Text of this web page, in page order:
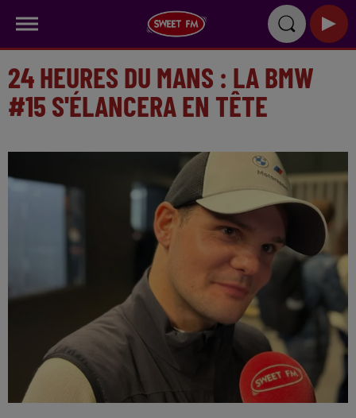
24 HEURES DU MANS : LA BMW
#15 S'ÉLANCERA EN TÊTE